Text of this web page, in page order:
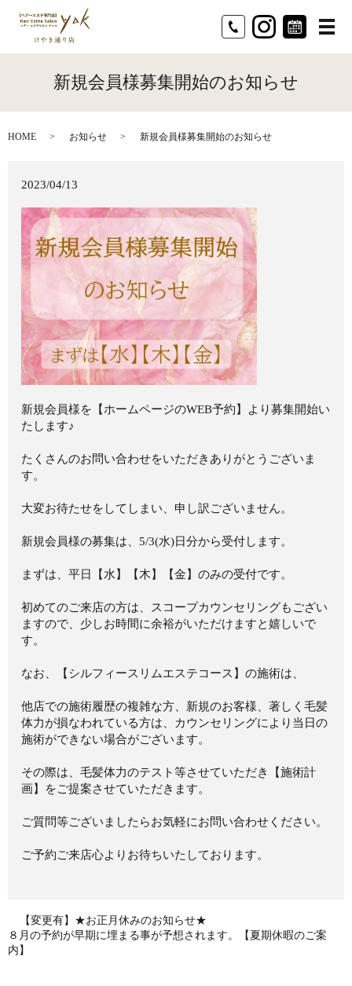
メ
新規会員様募集開始のお知らせ
HOME お知らせ 新規会員様募集開始のお知らせ
2023/04/13
新規会員様を【ホームページのWEB予約】より募集開始い
たします♪
たくさんのお問い合わせをいただきありがとうございま
す。
大変お待たせをしてしまい、申し訳ございません。
新規会員様の募集は、5/3(水)日分から受付します。
まずは、平日【水】【木】【金】のみの受付です。
初めてのご来店の方は、スコープカウンセリングもござい
ますので、少しお時間に余裕がいただけますと嬉しいで
す。
なお、【シルフィースリムエステコース】の施術は、
他店での施術履歴の複雑な方、新規のお客様、著しく毛髪
体力が損なわれている方は、カウンセリングにより当日の
施術ができない場合がございます。
その際は、毛髪体力のテスト等させていただき【施術計
画】をご提案させていただきます。
ご質問等ございましたらお気軽にお問い合わせください。
ご予約ご来店心よりお待ちいたしております。
【変更有】★お正月休みのお知らせ★
８月の予約が早期に埋まる事が予想されます。【夏期休暇のご案
内】